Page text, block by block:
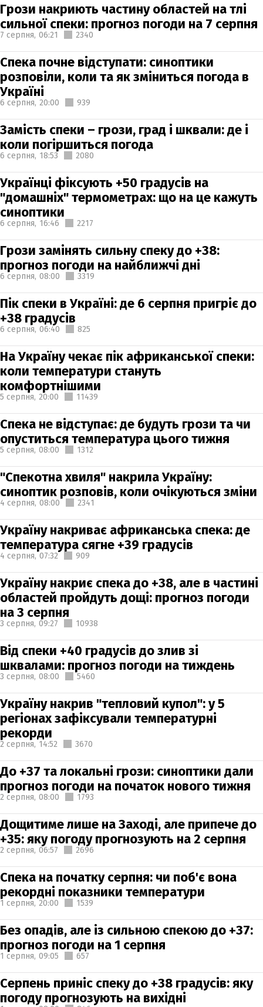
Грози накриють частину областей на тлі
сильної спеки: прогноз погоди на 7 серпня
7 серпня, 06:21 2340
Спека почне відступати: синоптики
розповіли, коли та як зміниться погода в
Україні
6 серпня, 20:00 939
Замість спеки – грози, град і шквали: де і
коли погіршиться погода
6 серпня, 18:53 2080
Українці фіксують +50 градусів на
"домашніх" термометрах: що на це кажуть
синоптики
6 серпня, 16:46 2217
Грози замінять сильну спеку до +38:
прогноз погоди на найближчі дні
6 серпня, 08:00 3319
Пік спеки в Україні: де 6 серпня пригріє до
+38 градусів
6 серпня, 06:40 825
На Україну чекає пік африканської спеки:
коли температури стануть
комфортнішими
5 серпня, 20:00 11439
Спека не відступає: де будуть грози та чи
опуститься температура цього тижня
5 серпня, 08:00 1312
"Спекотна хвиля" накрила Україну:
синоптик розповів, коли очікуються зміни
4 серпня, 08:00 2341
Україну накриває африканська спека: де
температура сягне +39 градусів
4 серпня, 07:32 909
Україну накриє спека до +38, але в частині
областей пройдуть дощі: прогноз погоди
на 3 серпня
3 серпня, 09:27 10938
Від спеки +40 градусів до злив зі
шквалами: прогноз погоди на тиждень
3 серпня, 08:00 5460
Україну накрив "тепловий купол": у 5
регіонах зафіксували температурні
рекорди
2 серпня, 14:52 3670
До +37 та локальні грози: синоптики дали
прогноз погоди на початок нового тижня
2 серпня, 08:00 1793
Дощитиме лише на Заході, але припече до
+35: яку погоду прогнозують на 2 серпня
2 серпня, 06:57 2696
Спека на початку серпня: чи поб'є вона
рекордні показники температури
1 серпня, 20:00 1539
Без опадів, але із сильною спекою до +37:
прогноз погоди на 1 серпня
1 серпня, 09:05 657
Серпень приніс спеку до +38 градусів: яку
погоду прогнозують на вихідні